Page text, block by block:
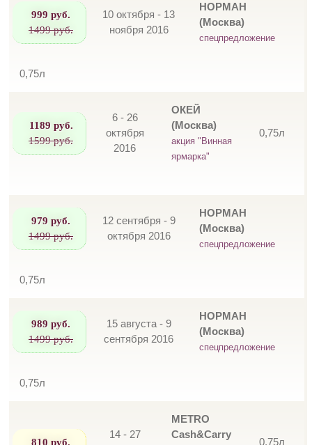
999 руб.
1499 руб.
10 октября - 13
ноября 2016
НОРМАН
(Москва)
спецпредложение
0,75л
1189 руб.
1599 руб.
6 - 26
октября
2016
ОКЕЙ
(Москва)
акция "Винная
ярмарка"
0,75л
979 руб.
1499 руб.
12 сентября - 9
октября 2016
НОРМАН
(Москва)
спецпредложение
0,75л
989 руб.
1499 руб.
15 августа - 9
сентября 2016
НОРМАН
(Москва)
спецпредложение
0,75л
810 руб.
14 - 27
METRO
Cash&Carry
0,75л